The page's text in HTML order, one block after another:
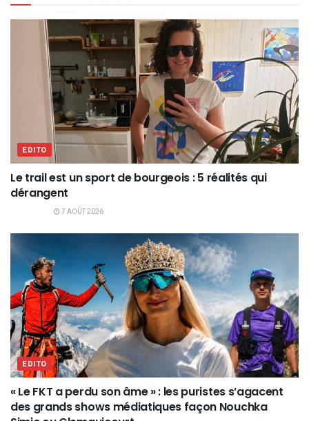
EDITO
Le trail est un sport de bourgeois : 5 réalités qui
dérangent
7 AOÛT 2026
EDITO
« Le FKT a perdu son âme » : les puristes s’agacent
des grands shows médiatiques façon Nouchka